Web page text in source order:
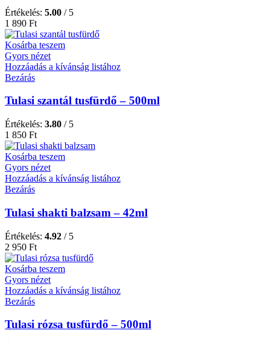
Értékelés: 5.00 / 5
1 890 Ft
Kosárba teszem
Gyors nézet
Hozzáadás a kívánság listához
Bezárás
Tulasi szantál tusfürdő – 500ml
Értékelés: 3.80 / 5
1 850 Ft
Kosárba teszem
Gyors nézet
Hozzáadás a kívánság listához
Bezárás
Tulasi shakti balzsam – 42ml
Értékelés: 4.92 / 5
2 950 Ft
Kosárba teszem
Gyors nézet
Hozzáadás a kívánság listához
Bezárás
Tulasi rózsa tusfürdő – 500ml